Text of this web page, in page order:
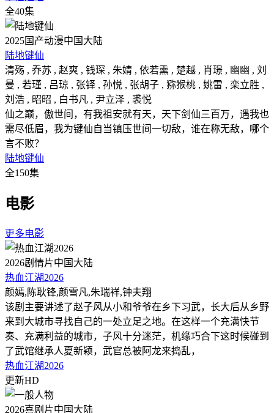
全40集
2025国产动漫中国大陆
陆地键仙
清殇 , 乔苏 , 赵爽 , 钱琛 , 朱婧 , 依若熏 , 楚越 , 肖璟 , 幽幽 , 刘
曼 , 若瑾 , 吕琼 , 张铎 , 孙悦 , 张胡子 , 猕猴桃 , 姚雷 , 栾立胜 ,
刘浩 , 昭昭 , 白书凡 , 尹立泽 , 裘悦
仙之巅，傲世间，有我祖安就有天，天下剑仙三百万，遇我也
需尽低眉，我为键仙自当镇压世间一切敌，谁在称无敌，哪个
言不败？
陆地键仙
全150集
电影
更多电影
2026剧情片中国大陆
热血江湖2026
颜嫣,陈耿锋,颜雪凡,朱瑞祥,钟夫翔
该剧主要讲述了赵子风从小和爷爷在乡下习武，长大后从乡野
来到大城市寻找自己的一处立足之地。在这样一个充满快节
奏、充满利益的城市，子风十分迷茫，机缘巧合下这时候碰到
了武馆继承人夏新颖，武官总被阿龙来捣乱，
热血江湖2026
更新HD
2026喜剧片中国大陆